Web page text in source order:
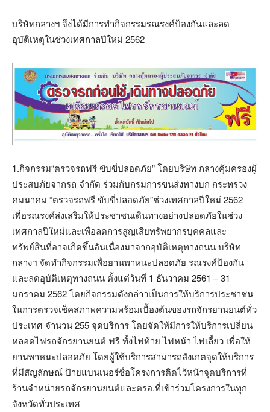
บริษัทกลางฯ จึงได้มีการทำกิจกรรมรณรงค์ป้องกันและลด
อุบัติเหตุในช่วงเทศกาลปีใหม่ 2562
1.กิจกรรม“ตรวจรถฟรี ขับขี่ปลอดภัย” โดยบริษัท กลางคุ้มครองผู้
ประสบภัยจากรถ จำกัด ร่วมกับกรมการขนส่งทางบก กระทรวง
คมนาคม “ตรวจรถฟรี ขับขี่ปลอดภัย”ช่วงเทศกาลปีใหม่ 2562
เพื่อรณรงค์ส่งเสริมให้ประชาชนเดินทางอย่างปลอดภัยในช่วง
เทศกาลปีใหม่และเพื่อลดการสูญเสียทรัพยากรบุคคลและ
ทรัพย์สินที่อาจเกิดขึ้นอันเนื่องมาจากอุบัติเหตุทางถนน บริษัท
กลางฯ จัดทำกิจกรรมเพื่อยานพาหนะปลอดภัย รณรงค์ป้องกัน
และลดอุบัติเหตุทางถนน ตั้งแต่วันที่ 1 ธันวาคม 2561 – 31
มกราคม 2562 โดยกิจกรรมดังกล่าวเป็นการให้บริการประชาชน
ในการตรวจเช็คสภาพความพร้อมเบื้องต้นของรถจักรยานยนต์ทั่ว
ประเทศ จำนวน 255 จุดบริการ โดยจัดให้มีการให้บริการเปลี่ยน
หลอดไฟรถจักรยานยนต์ ฟรี ทั้งไฟท้าย ไฟหน้า ไฟเลี้ยว เพื่อให้
ยานพาหนะปลอดภัย โดยผู้ใช้บริการสามารถสังเกตจุดให้บริการ
ที่มีสัญลักษณ์ ป้ายแบนเนอร์ชื่อโครงการติดไว้หน้าจุดบริการที่
ร้านจำหน่ายรถจักรยานยนต์และตรอ.ที่เข้าร่วมโครงการในทุก
จังหวัดทั่วประเทศ